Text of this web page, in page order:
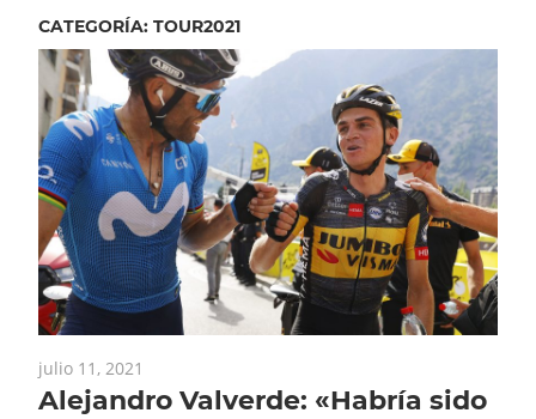
CATEGORÍA: TOUR2021
julio 11, 2021
Alejandro Valverde: «Habría sido